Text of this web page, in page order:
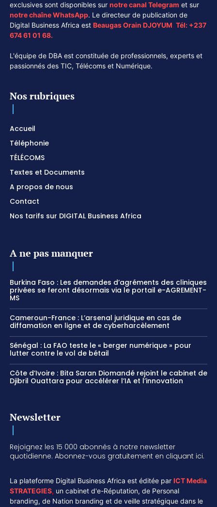
exclusives sont disponibles sur notre canal Telegram et sur
notre chaîneWhatsApp. Le directeur de publication de
Digital Business Africa est Beaugas Orain DJOYUM. Tél: +237
674 61 01 68.
L'équipe de DBA est constituée de professionnels, experts et
passionnés des TIC, Télécoms et Numérique.
Nos rubriques
Accueil
Téléphonie
TÉLÉCOMS
Textes et Documents
A propos de nous
Contact
Nos tarifs sur DIGITAL Business Africa
A ne pas manquer
Burkina Faso : Les demandes d’agréments des cliniques
privées se feront désormais via le portail e-AGREMENT-
MS
Cameroun-France : L’arsenal juridique en cas de
diffamation en ligne et de cyberharcèlement
Sénégal : La FAO teste le « berger numérique » pour
lutter contre le vol de bétail
Côte d’Ivoire : Bita Saran Diomandé rejoint le cabinet de
Djibril Ouattara pour accélérer l’IA et l’innovation
Newsletter
Rejoignez les 15 000 abonnés à notre newsletter
quotidienne. Abonnez-vous gratuitement en cliquant ici.
La plateforme Digital Business Africa est éditée par ICT Media
STRATEGIES, un cabinet d'e-Réputation, de Personal
branding, de Nation branding et de veille stratégique dans le